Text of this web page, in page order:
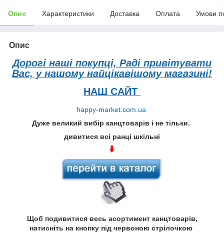
Опис Характеристики Доставка Оплата Умови
Опис
Дорогі наші покупці, Раді привітувати
Вас, у нашому найцікавішому магазині!
НАШ САЙТ
happy-market.com.ua
Дуже великий вибір канцтоварів і не тільки.
дивитися всі ранці шкільні
Щоб подивитися весь асортимент канцтоварів,
натисніть на кнопку під червоною стрілочкою